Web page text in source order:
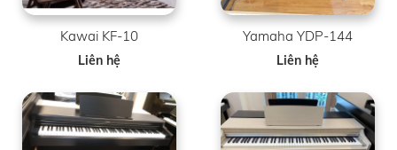
Kawai KF-10
Liên hệ
Yamaha YDP-144
Liên hệ